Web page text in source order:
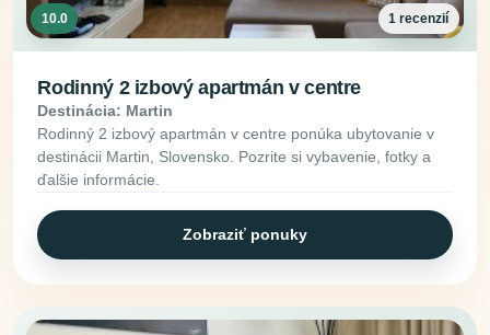
10.0 1 recenzií
Rodinný 2 izbový apartmán v centre
Destinácia: Martin
Rodinný 2 izbový apartmán v centre ponúka ubytovanie v
destinácii Martin, Slovensko. Pozrite si vybavenie, fotky a
ďalšie informácie.
Zobraziť ponuky